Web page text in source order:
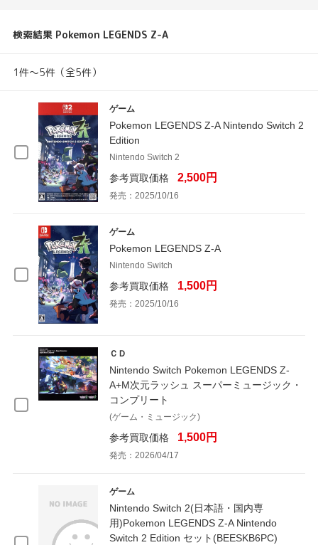
検索結果 Pokemon LEGENDS Z-A
1件～5件（全5件）
ゲーム
Pokemon LEGENDS Z-A Nintendo Switch 2
Edition
Nintendo Switch 2
参考買取価格 2,500円
発売：2025/10/16
ゲーム
Pokemon LEGENDS Z-A
Nintendo Switch
参考買取価格 1,500円
発売：2025/10/16
ＣＤ
Nintendo Switch Pokemon LEGENDS Z-
A+M次元ラッシュ スーパーミュージック・
コンプリート
(ゲーム・ミュージック)
参考買取価格 1,500円
発売：2026/04/17
ゲーム
Nintendo Switch 2(日本語・国内専
用)Pokemon LEGENDS Z-A Nintendo
Switch 2 Edition セット(BEESKB6PC)